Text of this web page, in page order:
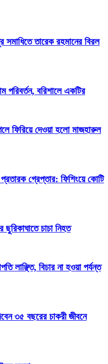
সমাধিতে তারেক রহমানের বিরল
পরিবর্তন, বরিশালে একটির
ফিরিয়ে দেওয়া হলো মাজহারুল
প্রতারক গ্রেপ্তার: ফিশিংয়ে কোটি
চাচা নিহত
লাঞ্ছিত, বিচার না হওয়া পর্যন্ত
৩৫ বছরের চাকরী জীবনে